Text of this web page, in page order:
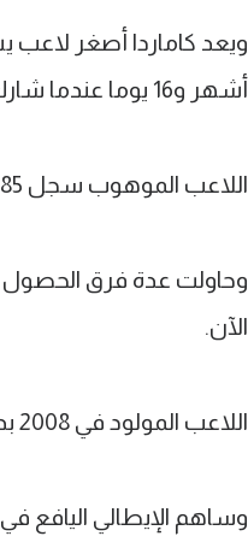
أشهر و16 يوما عندما شارك كبديل في سان سيرو ضد فيورنتينا في موسم 2023-24.
اللاعب الموهوب سجل 485 هدفا في 89 مباراة بمسابقات الشاب بقميص ميلان.
وحاولت عدة فرق الحصول
الآن.
اللاعب المولود في 2008 بدأ مسيرته في أكاديمية ميلان بعمر 7 سنوات.